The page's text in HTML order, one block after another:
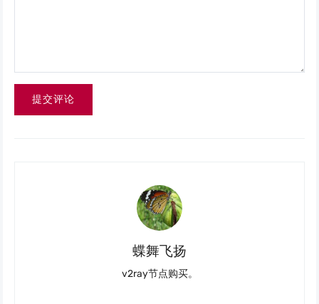
提交评论
蝶舞飞扬
v2ray节点购买。